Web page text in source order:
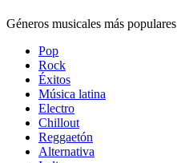
Géneros musicales más populares
Pop
Rock
Éxitos
Música latina
Electro
Chillout
Reggaetón
Alternativa